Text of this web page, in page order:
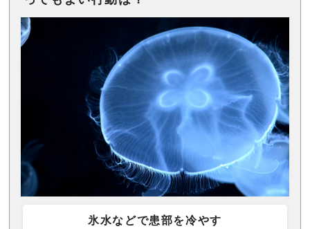
氷水などで患部を冷やす